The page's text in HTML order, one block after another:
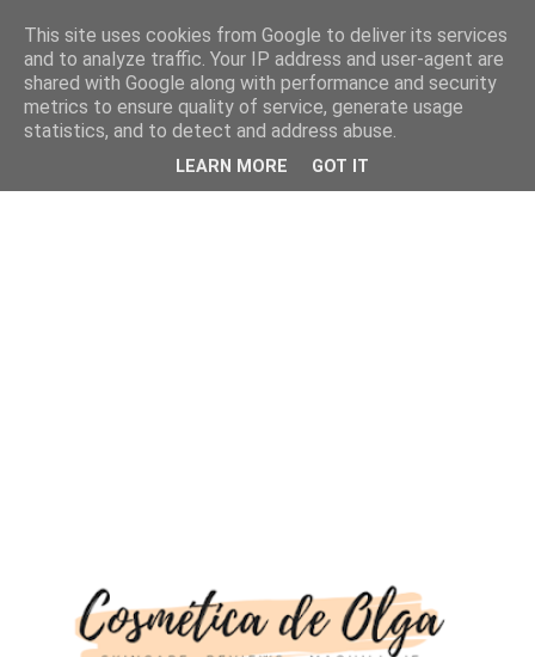
This site uses cookies from Google to deliver its services
and to analyze traffic. Your IP address and user-agent are
shared with Google along with performance and security
metrics to ensure quality of service, generate usage
statistics, and to detect and address abuse.
LEARN MORE GOT IT